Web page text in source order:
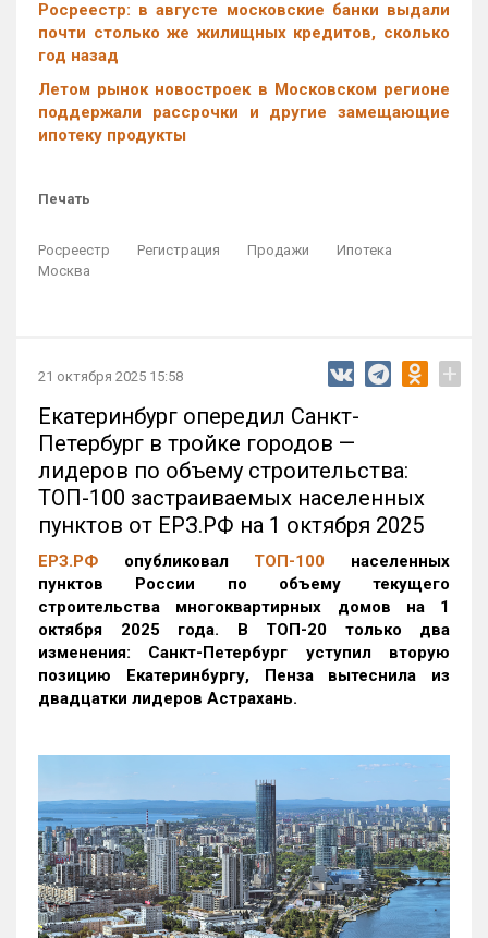
Росреестр: в августе московские банки выдали
почти столько же жилищных кредитов, сколько
год назад
Летом рынок новостроек в Московском регионе
поддержали рассрочки и другие замещающие
ипотеку продукты
Печать
Росреестр Регистрация Продажи
Ипотека
Москва
21 октября 2025 15:58 +
Екатеринбург опередил Санкт-
Петербург в тройке городов —
лидеров по объему строительства:
ТОП-100 застраиваемых населенных
пунктов от ЕРЗ.РФ на 1 октября 2025
ЕРЗ.РФ опубликовал ТОП-100 населенных
пунктов России по объему текущего
строительства многоквартирных домов на 1
октября 2025 года. В ТОП-20 только два
изменения: Санкт-Петербург уступил вторую
позицию Екатеринбургу, Пенза вытеснила из
двадцатки лидеров Астрахань.